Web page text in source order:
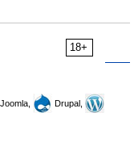
18+
Joomla,
Drupal,